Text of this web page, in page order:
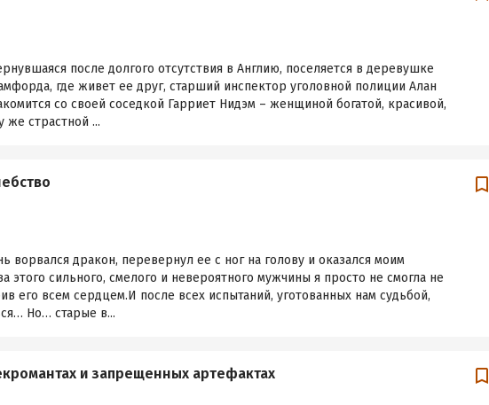
после долгого отсутствия в Англию, поселяется в деревушке
где живет ее друг, старший инспектор уголовной полиции Алан
со своей соседкой Гарриет Нидэм – женщиной богатой, красивой,
же страстной ...
дракон, перевернул ее с ног на голову и оказался моим
этого сильного, смелого и невероятного мужчины я просто не смогла не
его всем сердцем.И после всех испытаний, уготованных нам судьбой,
Но… старые в...
и запрещенных артефактах